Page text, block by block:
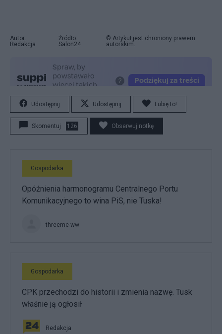
Autor:
Redakcja
Źródło:
Salon24
© Artykuł jest chroniony prawem
autorskim.
Udostępnij Udostępnij Lubię to!
Skomentuj 126 Obserwuj notkę
Gospodarka
Opóźnienia harmonogramu Centralnego Portu
Komunikacyjnego to wina PiS, nie Tuska!
threeme-ww
Gospodarka
CPK przechodzi do historii i zmienia nazwę. Tusk
właśnie ją ogłosił
Redakcja